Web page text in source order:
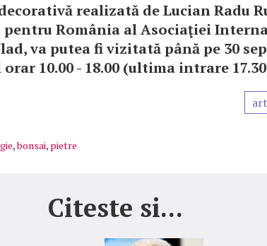
realizată de Lucian Radu
România al Asociaţiei
va putea fi vizitată până pe 30
10.00 - 18.00 (ultima intrare
,bonsai, pietre
Citeste si...